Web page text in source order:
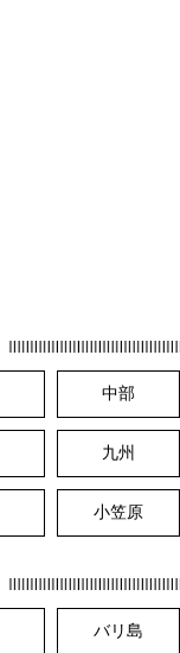
中部
九州
小笠原
バリ島